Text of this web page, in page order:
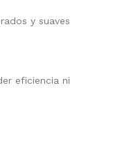
y suaves
eficiencia ni